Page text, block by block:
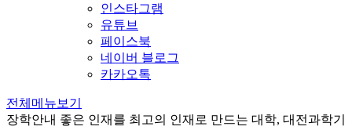
인스타그램
유튜브
페이스북
네이버 블로그
카카오톡
전체메뉴보기
장학안내 좋은 인재를 최고의 인재로 만드는 대학, 대전과학기